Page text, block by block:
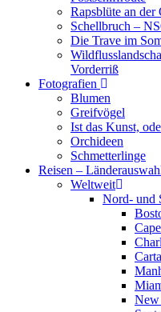
Rapsblüte an der
Schellbruch –
Die Trave im
Vorderriß
Fotografien
Blumen
Greifvögel
Ist das Kunst,
Orchideen
Schmetterlinge
Reisen –
Weltweit
Nord- und